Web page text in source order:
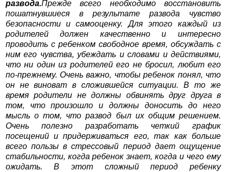
развода.Прежде всего необходимо восстановить
пошатнувшиеся в результате развода чувство
безопасности и самооценку. Для этого каждый из
родителей должен качественно и интересно
проводить с ребенком свободное время, обсуждать с
ним его чувства, убеждать и словами и действиями,
что ни один из родителей его не бросил, любит его
по-прежнему. Очень важно, чтобы ребенок понял, что
он не виноват в сложившейся ситуации. В то же
время родители не должны обвинять друг друга в
том, что произошло и должны доносить до него
мысль о том, что развод был их общим решением.
Очень полезно разработать четкий график
посещений и придерживаться его, так как больше
всего пользы в стрессовый период дает ощущение
стабильности, когда ребенок знает, когда и чего ему
ожидать. В этот сложный период ребенку